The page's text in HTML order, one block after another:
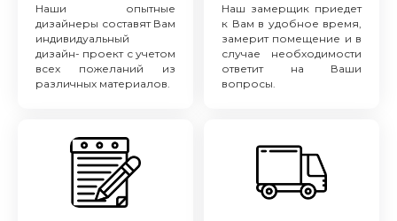
Наши опытные
дизайнеры составят Вам
индивидуальный
дизайн- проект с учетом
всех пожеланий из
различных материалов.
Наш замерщик приедет
к Вам в удобное время,
замерит помещение и в
случае необходимости
ответит на Ваши
вопросы.